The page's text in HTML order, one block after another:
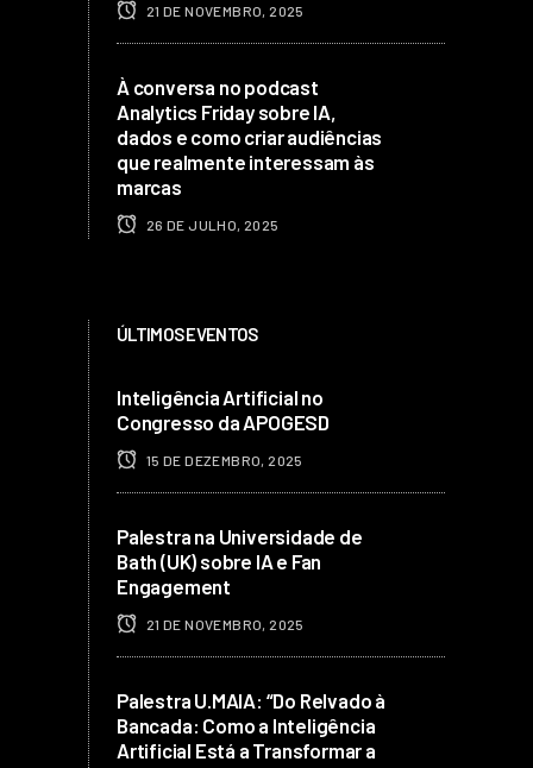
21 DE NOVEMBRO, 2025
À conversa no podcast
Analytics Friday sobre IA,
dados e como criar audiências
que realmente interessam às
marcas
26 DE JULHO, 2025
ÚLTIMOS EVENTOS
Inteligência Artificial no
Congresso da APOGESD
15 DE DEZEMBRO, 2025
Palestra na Universidade de
Bath (UK) sobre IA e Fan
Engagement
21 DE NOVEMBRO, 2025
Palestra U.MAIA: “Do Relvado à
Bancada: Como a Inteligência
Artificial Está a Transformar a